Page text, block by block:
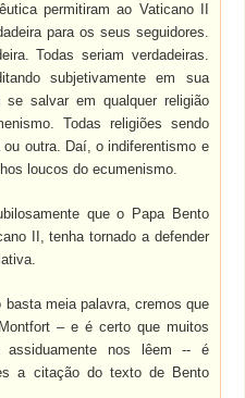
permitiram ao Vaticano II
para os seus seguidores.
Todas seriam verdadeiras.
subjetivamente em sua
se salvar em qualquer religião
Todas religiões sendo
outra. Daí, o indiferentismo e
loucos do ecumenismo.
que o Papa Bento
II, tenha tornado a defender
.
basta meia palavra, cremos que
– e é certo que muitos
assiduamente nos lêem -- é
a citação do texto de Bento